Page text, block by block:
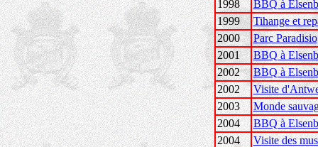
1998
BBQ à
1999
Tihange et
2000
Parc Paradisio
2001
BBQ à
2002
BBQ à
2002
Visite
2003
Monde
2004
BBQ à
2004
Visite des